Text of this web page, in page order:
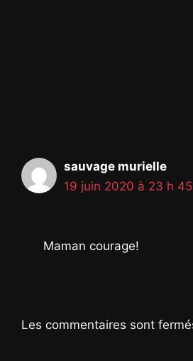
sauvage murielle
19 juin 2020 à 23 h
Maman courage!
Les commentaires sont